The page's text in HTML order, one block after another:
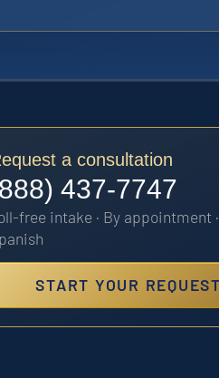
a consultation
437-7747
free intake · By appointment
START YOUR REQUEST